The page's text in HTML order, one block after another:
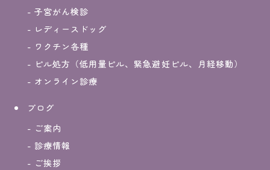
子宮がん検診
レディースドッグ
ワクチン各種
ピル処方（低用量ピル、緊急避妊ピル、月経移動）
オンライン診療
ブログ
ご案内
診療情報
ご挨拶